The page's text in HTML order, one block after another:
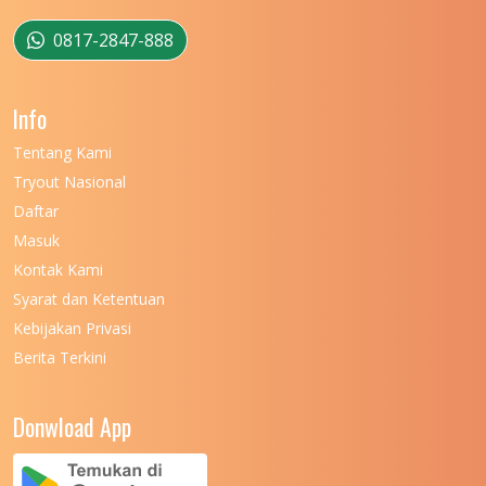
UNIVERSITAS MUSAMUS
UNIVERSITAS NEGERI KHAIRUN
UNIVERSITAS NEGERI MANADO
UNIVERSITAS NEGERI MEDAN
UNIVERSITAS NEGERI PADANG
UNIVERSITAS NUSA CENDANA
0817-2847-888
Info
Tentang Kami
Tryout Nasional
Daftar
Masuk
Kontak Kami
Syarat dan Ketentuan
Kebijakan Privasi
Berita Terkini
Donwload App